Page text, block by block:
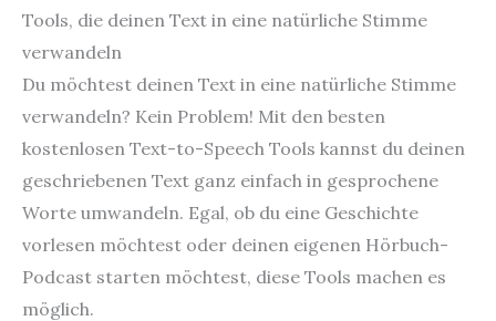
Tools, die deinen Text in eine natürliche Stimme
verwandeln
Du möchtest deinen Text in eine natürliche Stimme
verwandeln? Kein Problem! Mit den besten
kostenlosen Text-to-Speech Tools kannst du deinen
geschriebenen Text ganz einfach in gesprochene
Worte umwandeln. Egal, ob du eine Geschichte
vorlesen möchtest oder deinen eigenen Hörbuch-
Podcast starten möchtest, diese Tools machen es
möglich.